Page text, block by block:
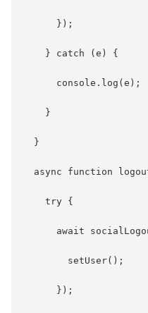
      });
    } catch (e) {
      console.log(e);
    }
  }
async function
    try {
await
        setUser();
      });